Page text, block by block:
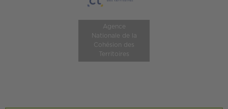
Agence
Nationale de la
Cohésion des
Territoires